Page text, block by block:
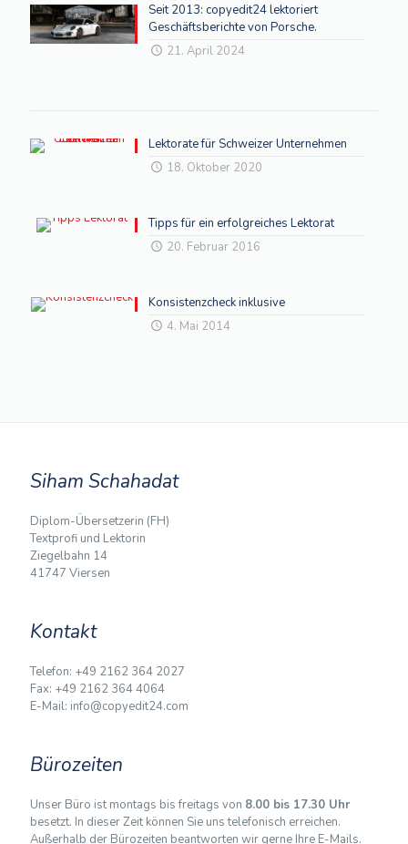
Seit 2013: copyedit24 lektoriert
Geschäftsberichte von Porsche.
21. April 2024
Lektorate für Schweizer Unternehmen
18. Oktober 2020
Tipps für ein erfolgreiches Lektorat
20. Februar 2016
Konsistenzcheck inklusive
4. Mai 2014
Siham Schahadat
Diplom-Übersetzerin (FH)
Textprofi und Lektorin
Ziegelbahn 14
41747 Viersen
Kontakt
Telefon: +49 2162 364 2027
Fax: +49 2162 364 4064
E-Mail: info@copyedit24.com
Bürozeiten
Unser Büro ist montags bis freitags von 8.00 bis 17.30 Uhr
besetzt. In dieser Zeit können Sie uns telefonisch erreichen.
Außerhalb der Bürozeiten beantworten wir gerne Ihre E-Mails.